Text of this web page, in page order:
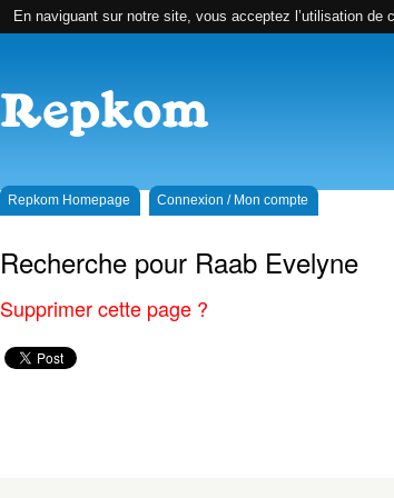
En naviguant sur notre site, vous acceptez l’utilisation
Repkom Homepage Connexion / Mon compte
Recherche pour Raab Evelyne
Supprimer cette page ?